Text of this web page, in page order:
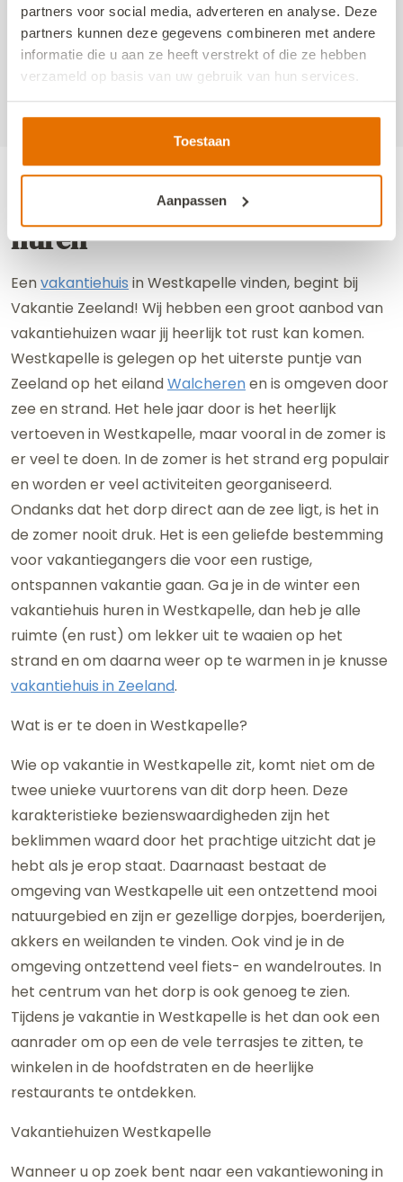
partners voor social media, adverteren en analyse. Deze
partners kunnen deze gegevens combineren met andere
informatie die u aan ze heeft verstrekt of die ze hebben
verzameld op basis van uw gebruik van hun services.
We werken samen met13 derdendie uw gegevens
kunnen ontvangen en verwerken.
Toestaan
Aanpassen
Familie weekend
R. Aanraad Familie
Familie weekend
Vakantiehuis in Westkapelle
huren
Eenvakantiehuis in Westkapelle vinden, begint bij
Vakantie Zeeland! Wij hebben een groot aanbod van
vakantiehuizen waar jij heerlijk tot rust kan komen.
Westkapelle is gelegen op het uiterste puntje van
Zeeland op het eilandWalcherenen is omgeven door
zee en strand. Het hele jaar door is het heerlijk
vertoeven in Westkapelle, maar vooral in de zomer is
er veel te doen. In de zomer is het strand erg populair
en worden er veel activiteiten georganiseerd.
Ondanks dat het dorp direct aan de zee ligt, is het in
de zomer nooit druk. Het is een geliefde bestemming
voor vakantiegangers die voor een rustige,
ontspannen vakantie gaan. Ga je in de winter een
vakantiehuis huren in Westkapelle, dan heb je alle
ruimte (en rust) om lekker uit te waaien op het
strand en om daarna weer op te warmen in je knusse
vakantiehuis in Zeeland.
Wat is er te doen in Westkapelle?
Wie op vakantie in Westkapelle zit, komt niet om de
twee unieke vuurtorens van dit dorp heen. Deze
karakteristieke bezienswaardigheden zijn het
beklimmen waard door het prachtige uitzicht dat je
hebt als je erop staat. Daarnaast bestaat de
omgeving van Westkapelle uit een ontzettend mooi
natuurgebied en zijn er gezellige dorpjes, boerderijen,
akkers en weilanden te vinden. Ook vind je in de
omgeving ontzettend veel fiets- en wandelroutes. In
het centrum van het dorp is ook genoeg te zien.
Tijdens je vakantie in Westkapelle is het dan ook een
aanrader om op een de vele terrasjes te zitten, te
winkelen in de hoofdstraten en de heerlijke
restaurants te ontdekken.
Vakantiehuizen Westkapelle
Wanneer u op zoek bent naar een vakantiewoning in